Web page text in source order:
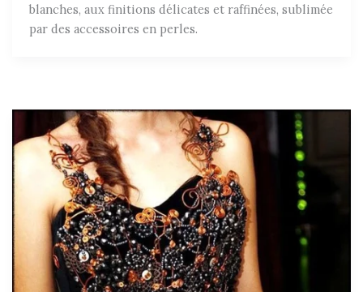
blanches, aux finitions délicates et raffinées, sublimée
par des accessoires en perles.